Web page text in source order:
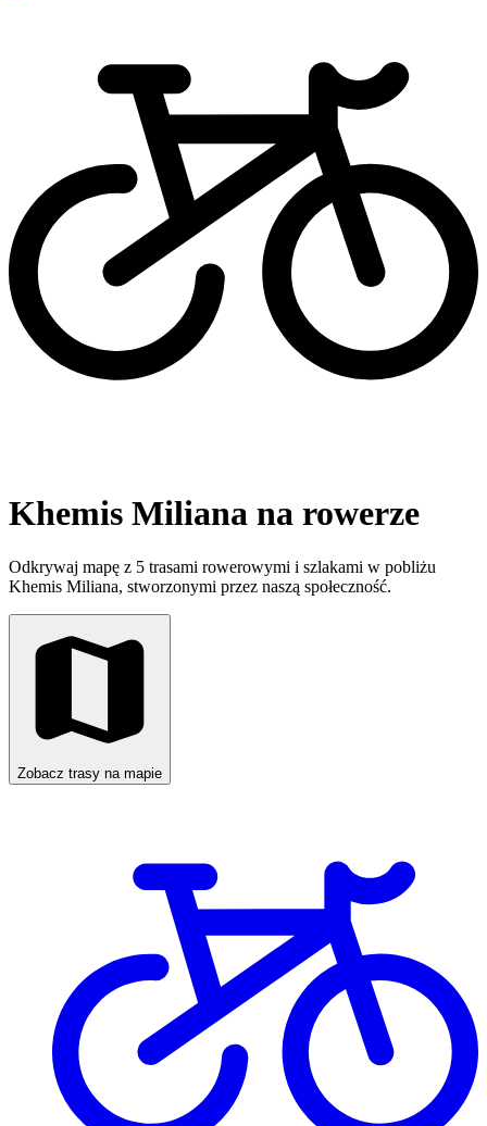
Khemis Miliana na rowerze
Odkrywaj mapę z 5 trasami rowerowymi i szlakami w pobliżu
Khemis Miliana, stworzonymi przez naszą społeczność.
Zobacz trasy na mapie